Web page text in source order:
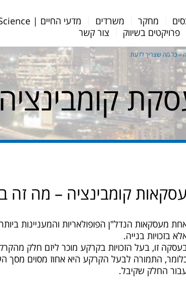
מחקר משרדים מדעי החיים | Life Science
פרויקטים בשיווק צור קשר
– כל מה שצריך לדעת
עסקאות קומבינציה – מה זה
מעסקאות הנדל"ן הפופולאריות והמעניינות
בזכויות בנייה.
זו, בעל הזכויות בקרקע מוכר ליזם חלק
התמורה לבעל הקרקע היא אחוז מסוים מסך
החלק שקיבל.